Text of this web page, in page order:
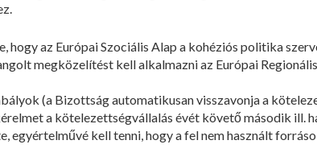
hogy az Európai Szociális Alap a kohéziós politika
megközelítést kell alkalmazni az Európai
(a Bizottság automatikusan visszavonja a
a kötelezettségvállalás évét követő második ill.
egyértelművé kell tenni, hogy a fel nem használt